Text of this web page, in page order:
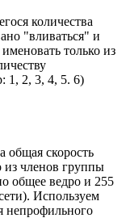
количества
"вливаться" и
только из
1, 2, 3, 4, 5. 6)
общая скорость
из членов группы
общее ведро и 255
Используем
непрофильного